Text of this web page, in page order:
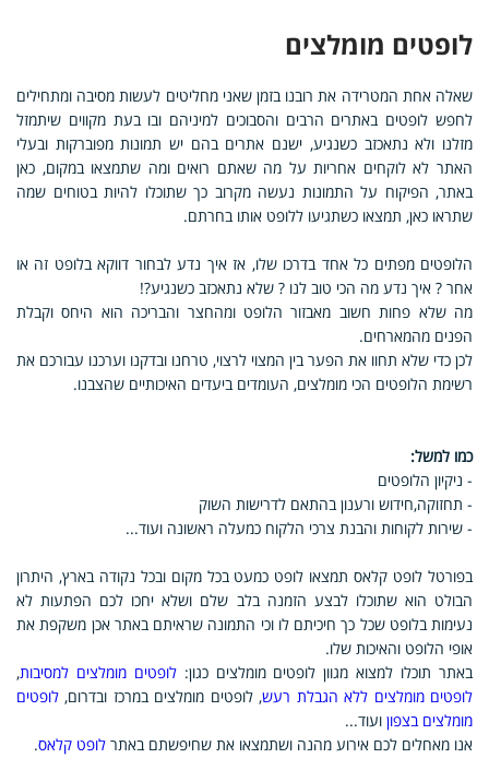
לופטים מומלצים
שאלה אחת המטרידה את רובנו בזמן שאני מחליטים לעשות מסיבה ומתחילים
לחפש לופטים באתרים הרבים והסבוכים למיניהם ובו בעת מקווים שיתמזל
מזלנו ולא נתאכזב כשנגיע, ישנם אתרים בהם יש תמונות מפוברקות ובעלי
האתר לא לוקחים אחריות על מה שאתם רואים ומה שתמצאו במקום, כאן
באתר, הפיקוח על התמונות נעשה מקרוב כך שתוכלו להיות בטוחים שמה
שתראו כאן, תמצאו כשתגיעו ללופט אותו בחרתם.
הלופטים מפתים כל אחד בדרכו שלו, אז איך נדע לבחור דווקא בלופט זה או
אחר ? איך נדע מה הכי טוב לנו ? שלא נתאכזב כשנגיע?!
מה שלא פחות חשוב מאבזור הלופט ומהחצר והבריכה הוא היחס וקבלת
הפנים מהמארחים.
לכן כדי שלא תחוו את הפער בין המצוי לרצוי, טרחנו ובדקנו וערכנו עבורכם את
רשימת הלופטים הכי מומלצים, העומדים ביעדים האיכותיים שהצבנו.
כמו למשל:
- ניקיון הלופטים
- תחזוקה,חידוש ורענון בהתאם לדרישות השוק
- שירות לקוחות והבנת צרכי הלקוח כמעלה ראשונה ועוד...
בפורטל לופט קלאס תמצאו לופט כמעט בכל מקום ובכל נקודה בארץ, היתרון
הבולט הוא שתוכלו לבצע הזמנה בלב שלם ושלא יחכו לכם הפתעות לא
נעימות בלופט שכל כך חיכיתם לו וכי התמונה שראיתם באתר אכן משקפת את
אופי הלופט והאיכות שלו.
באתר תוכלו למצוא מגוון לופטים מומלצים כגון:לופטים מומלצים למסיבות,
לופטים מומלצים ללא הגבלת רעש, לופטים מומלצים במרכז ובדרום, לופטים
מומלצים בצפון ועוד...
אנו מאחלים לכם אירוע מהנה ושתמצאו את שחיפשתם באתר לופט קלאס.